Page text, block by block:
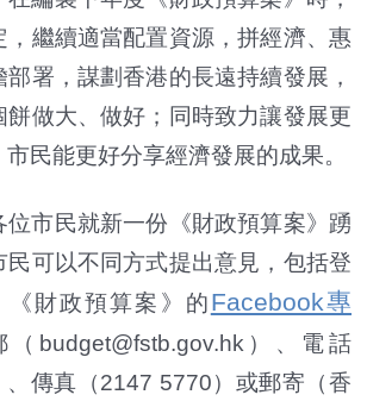
，繼續適當配置資源，拼經濟、惠
部署，謀劃香港的長遠持續發展，
餅做大、做好；同時致力讓發展更
民能更好分享經濟發展的成果。
位市民就新一份《財政預算案》踴
民可以不同方式提出意見，包括登
《財政預算案》的Facebook專
（budget@fstb.gov.hk）、電話
、傳真（2147 5770）或郵寄（香